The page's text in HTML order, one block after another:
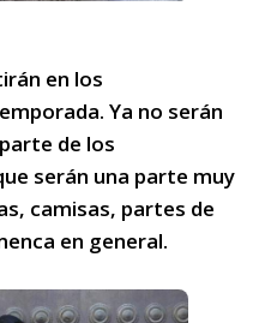
en los
Ya no serán
de los
serán una parte muy
camisas, partes de
en general.